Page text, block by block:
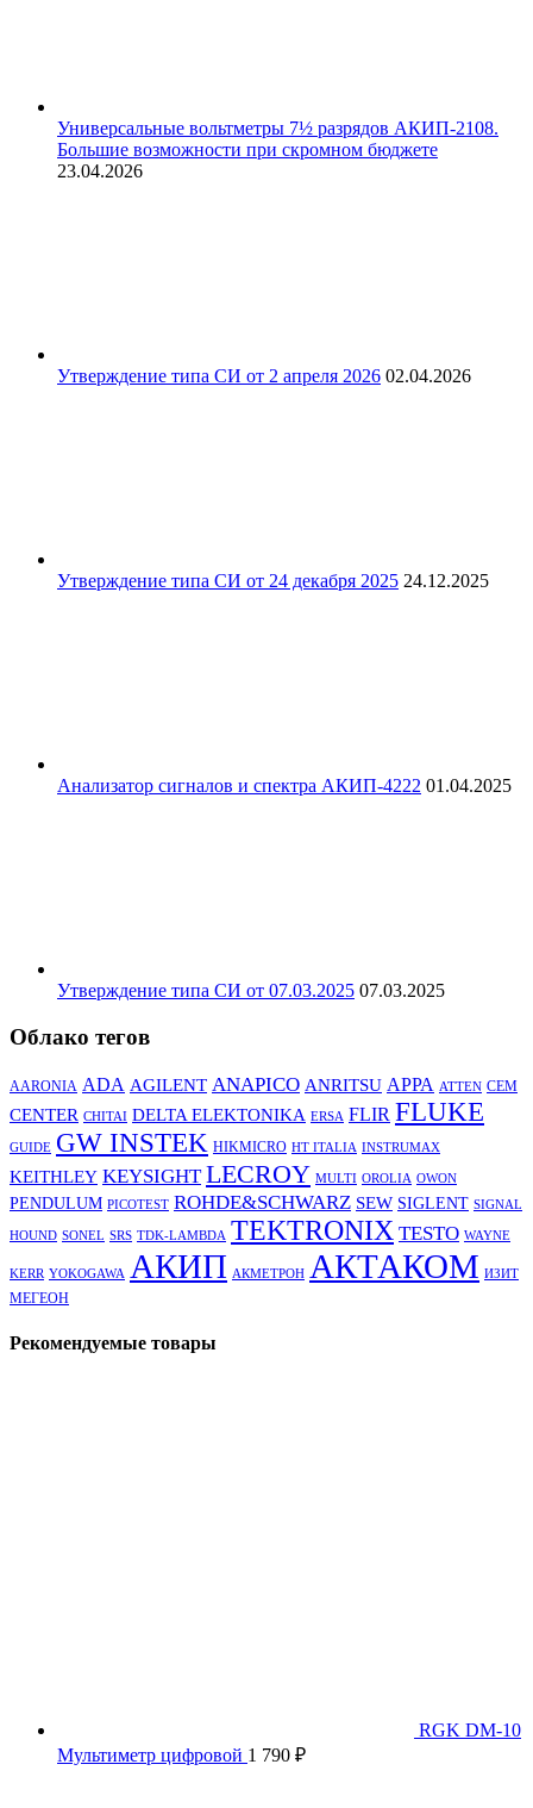
Универсальные вольтметры 7½ разрядов АКИП-2108.
Большие возможности при скромном бюджете
23.04.2026
Утверждение типа СИ от 2 апреля 2026 02.04.2026
Утверждение типа СИ от 24 декабря 2025 24.12.2025
Анализатор сигналов и спектра АКИП-4222 01.04.2025
Утверждение типа СИ от 07.03.2025 07.03.2025
Облако тегов
AARONIA ADA AGILENT ANAPICO ANRITSU APPA ATTEN CEM
CENTER CHITAI DELTA ELEKTONIKA ERSA FLIR FLUKE
GUIDE GW INSTEK HIKMICRO HT ITALIA INSTRUMAX
KEITHLEY KEYSIGHT LECROY MULTI OROLIA OWON
PENDULUM PICOTEST ROHDE&SCHWARZ SEW SIGLENT SIGNAL
HOUND SONEL SRS TDK-LAMBDA TEKTRONIX TESTO WAYNE
KERR YOKOGAWA АКИП АКМЕТРОН АКТАКОМ ИЗИТ
МЕГЕОН
Рекомендуемые товары
RGK DM-10
Мультиметр цифровой 1 790 ₽